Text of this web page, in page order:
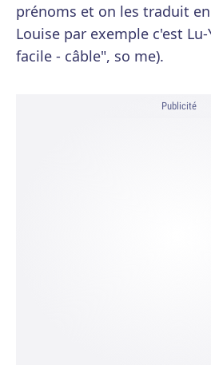
prénoms et on les traduit
Louise par exemple c'est
facile - câble", so me).
Publicité